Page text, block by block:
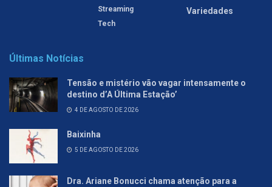
Streaming
Tech
Variedades
Últimas Notícias
Tensão e mistério vão vagar intensamente o
destino d’A Última Estação’
4 DE AGOSTO DE 2026
Baixinha
5 DE AGOSTO DE 2026
Dra. Ariane Bonucci chama atenção para a